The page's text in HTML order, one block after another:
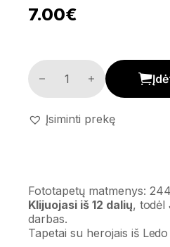
7.00€
Fototapetai 'Frozen' kiekis
Įsiminti prekę
Fototapetų matmenys:
Klijuojasi iš 12 dalių, todėl
darbas.
Tapetai su herojais iš